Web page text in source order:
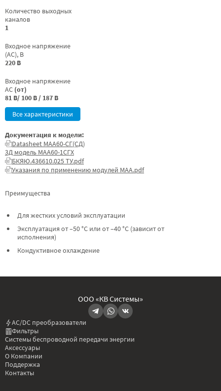
Количество выходных
каналов
1
Входное напряжение
(AC), В
220 В
Входное напряжение
AC (от)
81 В/ 100 В / 187 В
Все характеристики
Преимущества
Для жестких условий эксплуатации
Эксплуатация от –50 °C или от –40 °C (зависит от
исполнения)
Кондуктивное охлаждение
Документация к модели:
Datasheet МАА60-СГ(СД)
3Д модель МАА60-1СГХ
БКЯЮ.436610.025 ТУ.pdf
Указания по применению модулей МАА.pdf
ООО «КВ Системы»
AC/DC преобразователи
Фильтры
Системы беспроводной передачи энергии
Аксессуары
О Компании
Поддержка
Контакты